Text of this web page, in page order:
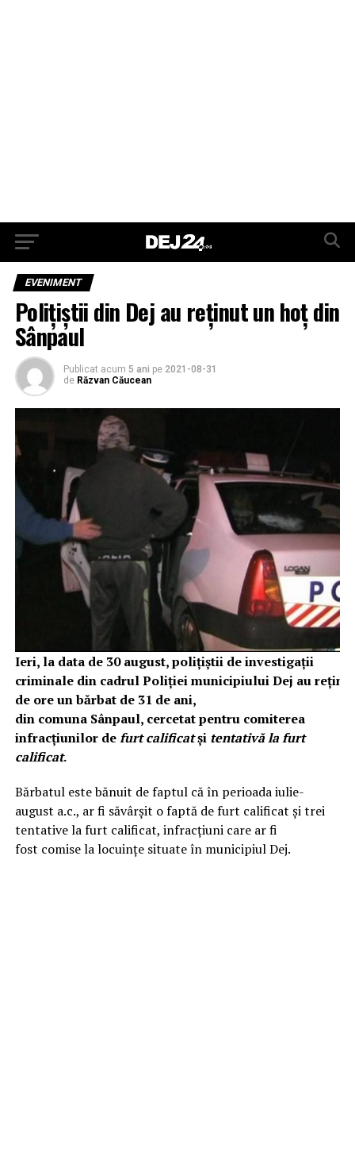
EVENIMENT
Polițiștii din Dej au reținut un hoț din
Sânpaul
Publicat acum 5 ani pe 2021-08-31
de Răzvan Căucean
Ieri, la data de 30 august, polițiștii de investigații
criminale din cadrul Poliției municipiului Dej au
de ore un bărbat de 31 de ani,
din comuna Sânpaul, cercetat pentru comiterea
infracțiunilor defurt calificatși tentativă la furt
calificat.
Bărbatul este bănuit de faptul că în perioada iulie-
august a.c., ar fi săvârșit o faptă de furt calificat și trei
tentative la furt calificat, infracțiuni care ar fi
fost comise la locuințe situate în municipiul Dej.